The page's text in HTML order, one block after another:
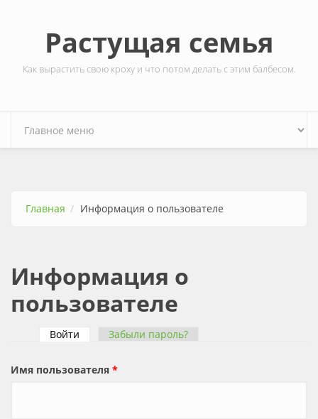
Растущая семья
Как вырастить свою кроху и что потом делать с этим балбесом.
Главная Информация о пользователе
Информация о
пользователе
Войти (активная вкладка)
Забыли пароль?
Имя пользователя *